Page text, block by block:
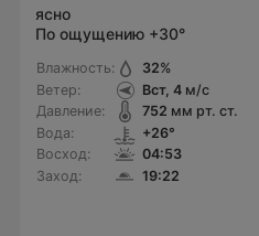
ясно
По ощущению +30°
Влажность:
Ветер:
Давление:
Вода:
Восход:
Заход:
32%
Вст, 4м/с
752 мм рт. ст.
+26°
04:53
19:22